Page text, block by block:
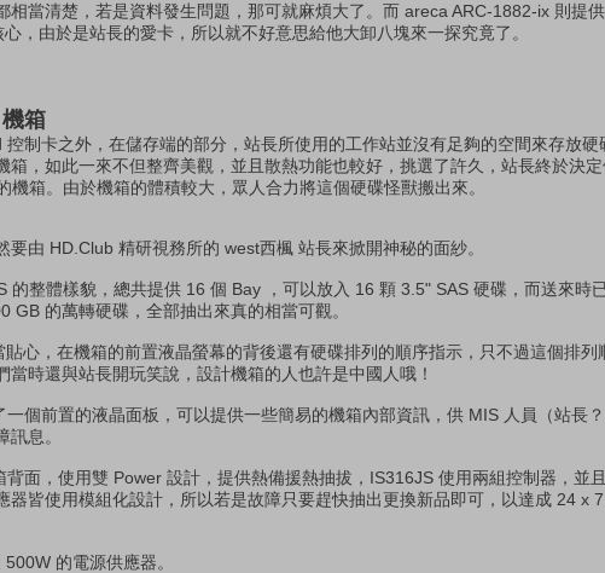
相當清楚，若是資料發生問題，那可就麻煩大了。而 areca ARC-1882-ix 則提
，由於是站長的愛卡，所以就不好意思給他大卸八塊來一探究竟了。
箱
制卡之外，在儲存端的部分，站長所使用的工作站並沒有足夠的空間來存放硬
箱，如此一來不但整齊美觀，並且散熱功能也較好，挑選了許久，站長終於決
機箱。由於機箱的體積較大，眾人合力將這個硬碟怪獸搬出來。
要由 HD.Club 精研視務所的 west西楓 站長來掀開神秘的面紗。
的整體樣貌，總共提供 16 個 Bay ，可以放入 16 顆 3.5" SAS 硬碟，而送來時
GB 的萬轉硬碟，全部抽出來真的相當可觀。
貼心，在機箱的前置液晶螢幕的背後還有硬碟排列的順序指示，只不過這個排列
當時還與站長開玩笑說，設計機箱的人也許是中國人哦！
一個前置的液晶面板，可以提供一些簡易的機箱內部資訊，供 MIS 人員（站長
息。
背面，使用雙 Power 設計，提供熱備援熱抽拔，IS316JS 使用兩組控制器，並
器皆使用模組化設計，所以若是故障只要趕快抽出更換新品即可，以達成 24 x
的電源供應器。